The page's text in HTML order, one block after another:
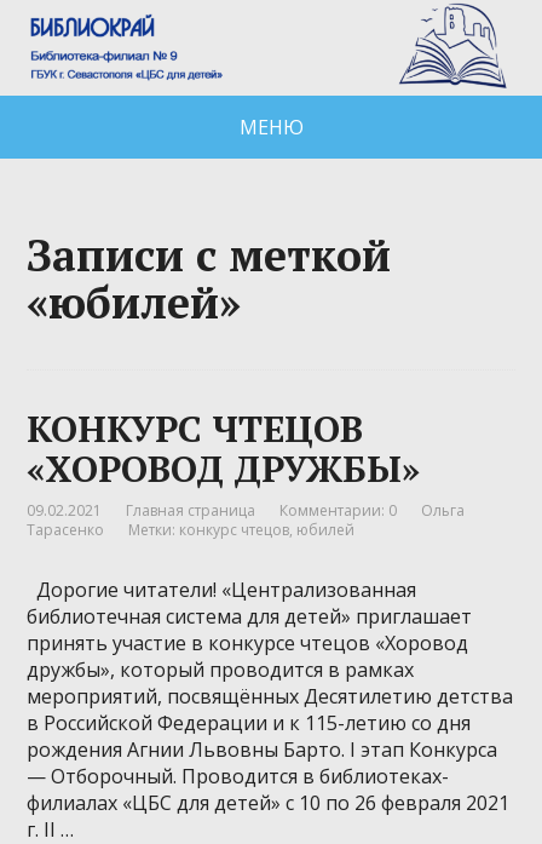
МЕНЮ
Записи с меткой
«юбилей»
КОНКУРС ЧТЕЦОВ
«ХОРОВОД ДРУЖБЫ»
09.02.2021 Главная страница Комментарии: 0
Ольга
Тарасенко
Метки: конкурс чтецов, юбилей
Дорогие читатели! «Централизованная
библиотечная система для детей» приглашает
принять участие в конкурсе чтецов «Хоровод
дружбы», который проводится в рамках
мероприятий, посвящённых Десятилетию детства
в Российской Федерации и к 115-летию со дня
рождения Агнии Львовны Барто. I этап Конкурса
— Отборочный. Проводится в библиотеках-
филиалах «ЦБС для детей» с 10 по 26 февраля 2021
г. II …